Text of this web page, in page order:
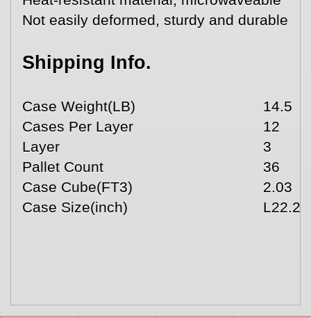
Not easily deformed, sturdy and durable
Shipping Info.
Case Weight(LB)
14.5
Cases Per Layer
12
Layer
3
Pallet Count
36
Case Cube(FT3)
2.03
Case Size(inch)